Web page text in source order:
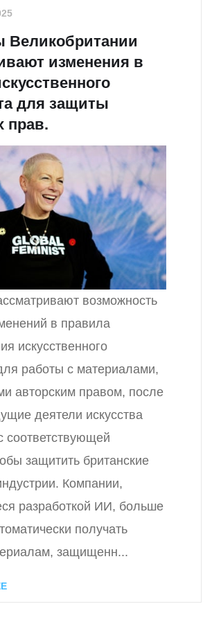
Великобритании
изменения в
для защиты
прав.
возможность
в правила
искусственного
работы с материалами,
авторским правом, после
деятели искусства
соответствующей
защитить британские
Компании,
разработкой ИИ, больше
получать
защищенн...